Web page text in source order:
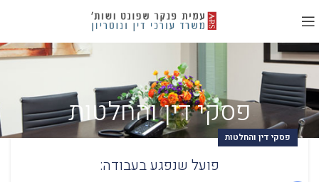
פסקי דין והחלטות
פסקי דין והחלטות
פועל שנפגע בעבודה: